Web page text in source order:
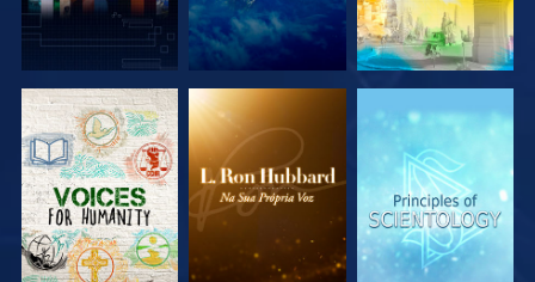
EXPLORAR A
SÉRIE
EXPLORAR A
SÉRIE
EXPLORAR A
SÉRIE